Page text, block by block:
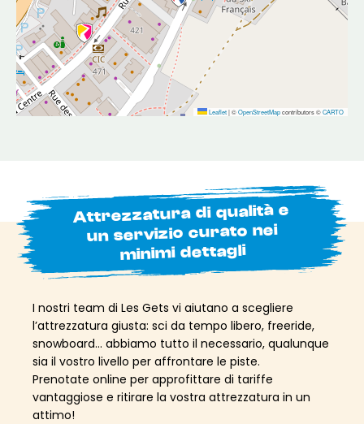
Leaflet|©OpenStreetMapcontributors ©CARTO
Attrezzatura di qualità e
un servizio curato nei
minimi dettagli
I nostri team di Les Gets vi aiutano a scegliere
l’attrezzatura giusta: sci da tempo libero, freeride,
snowboard… abbiamo tutto il necessario, qualunque
sia il vostro livello per affrontare le piste.
Prenotate online per approfittare di tariffe
vantaggiose e ritirare la vostra attrezzatura in un
attimo!